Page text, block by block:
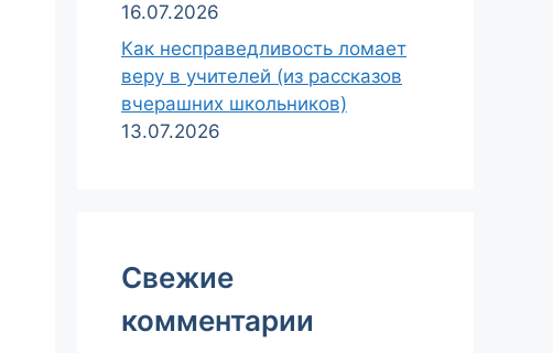
16.07.2026
Как несправедливость ломает
веру в учителей (из рассказов
вчерашних школьников)
13.07.2026
Свежие
комментарии